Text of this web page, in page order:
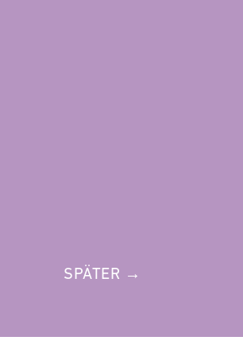
SPÄTER →